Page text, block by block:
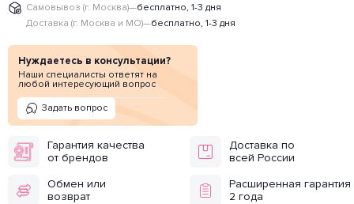
Самовывоз (г. Москва)—бесплатно, 1-3 дня
Доставка (г. Москва и МО)—бесплатно, 1-3 дня
Нуждаетесь в консультации?
Наши специалисты ответят на
любой интересующий вопрос
Задать вопрос
Гарантия качества
от брендов
Доставка по
всей России
Обмен или
возврат
Расширенная гарантия
2 года